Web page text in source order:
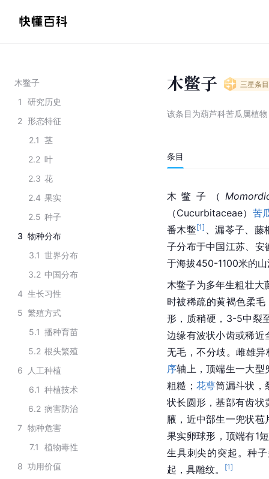
木鳖子
1
研究历史
2 形态特征
2.1 茎
2.2 叶
2.3 花
2.4 果实
2.5 种子
3 物种分布
3.1 世界分布
3.2 中国分布
4 生长习性
5 繁殖方式
5.1 播种育苗
5.2 根头繁殖
6
人工种植
6.1 种植技术
6.2 病害防治
7 物种危害
7.1
植物毒性
8 功用价值
木鳖子 三星条目
该条目为葫芦科苦瓜属植物
条目
木鳖子（
（Cucurbitaceae） 苦
番木鳖[1]
、漏苓子、
子分布于中国江苏、安
于海拔450-1100米的
木鳖子为多年生粗壮
时被稀疏的黄褐色柔毛
形，质稍硬，3-5中裂
边缘有波状小齿或稀近
无毛，不分歧。雌雄异
序轴上，顶端生一大型
粗糙； 花萼筒漏斗状，
状长圆形，基部有齿
腋，近中部生一兜状
果实卵球形，顶端有1
生具刺尖的突起。种
起，具雕纹。
[1]